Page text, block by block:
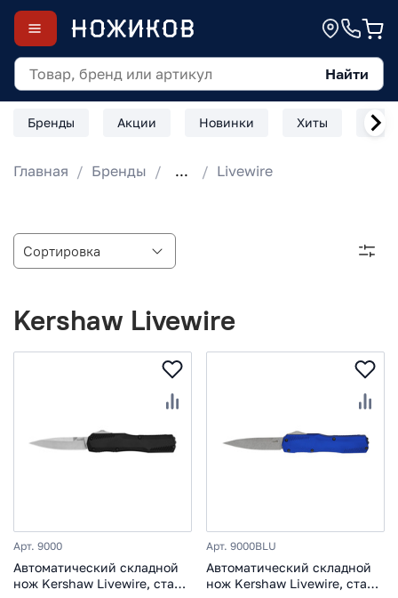
Найти
Бренды Акции Новинки Хиты
Главная Бренды ... Livewire
Kershaw Livewire
Арт. 9000
Автоматический складной
нож Kershaw Livewire, сталь
Арт. 9000BLU
Автоматический складной
нож Kershaw Livewire, сталь